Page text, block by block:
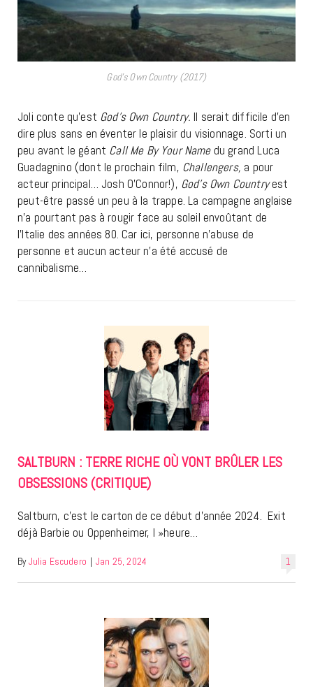
God’s Own Country (2017)
Joli conte qu’est God’s Own Country. Il serait difficile d’en
dire plus sans en éventer le plaisir du visionnage. Sorti un
peu avant le géant Call Me By Your Namedu grand Luca
Guadagnino (dont le prochain film, Challengers, a pour
acteur principal… Josh O’Connor!), God’s Own Countryest
peut-être passé un peu à la trappe. La campagne anglaise
n’a pourtant pas à rougir face au soleil envoûtant de
l’Italie des années 80. Car ici, personne n’abuse de
personne et aucun acteur n’a été accusé de
cannibalisme…
SALTBURN : TERRE RICHE OÙ VONT BRÛLER LES
OBSESSIONS (CRITIQUE)
Saltburn, c’est le carton de ce début d’année 2024. Exit
déjà Barbie ou Oppenheimer, l »heure…
1
By Julia Escudero | Jan 25, 2024